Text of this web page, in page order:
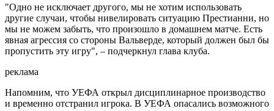
"Одно не исключает другого, мы не хотим использовать
другие случаи, чтобы нивелировать ситуацию Престианни, но
мы не можем забыть, что произошло в домашнем матче. Есть
явная агрессия со стороны Вальверде, который должен был бы
пропустить эту игру", – подчеркнул глава клуба.
реклама
Напомним, что УЕФА открыл дисциплинарное производство
и временно отстранил игрока. В УЕФА опасались возможного